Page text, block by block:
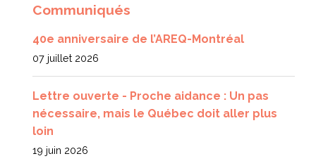
Communiqués
40e anniversaire de l’AREQ-Montréal
07 juillet 2026
Lettre ouverte - Proche aidance : Un pas
nécessaire, mais le Québec doit aller plus
loin
19 juin 2026